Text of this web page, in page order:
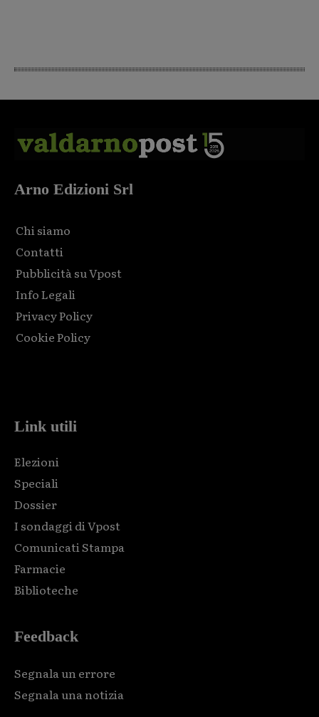
Arno Edizioni Srl
Chi siamo
Contatti
Pubblicità su Vpost
Info Legali
Privacy Policy
Cookie Policy
Link utili
Elezioni
Speciali
Dossier
I sondaggi di Vpost
Comunicati Stampa
Farmacie
Biblioteche
Feedback
Segnala un errore
Segnala una notizia